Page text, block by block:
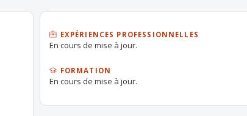
EXPÉRIENCES PROFESSIONNELLES
En cours de mise à jour.
FORMATION
En cours de mise à jour.